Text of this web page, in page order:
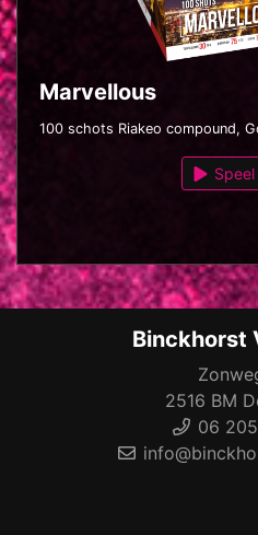
Marvellous
100 schots Riakeo compound,
Binckhorst
2516 BM
06